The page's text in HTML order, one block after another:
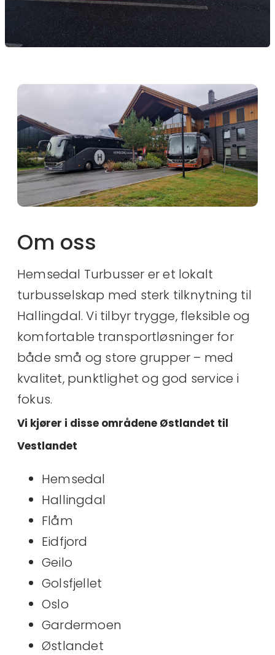
Om oss
Hemsedal Turbusser er et lokalt
turbusselskap med sterk tilknytning til
Hallingdal. Vi tilbyr trygge, fleksible og
komfortable transportløsninger for
både små og store grupper – med
kvalitet, punktlighet og god service i
fokus.
Vi kjører i disse områdene Østlandet til
Vestlandet
Hemsedal
Hallingdal
Flåm
Eidfjord
Geilo
Golsfjellet
Oslo
Gardermoen
Østlandet